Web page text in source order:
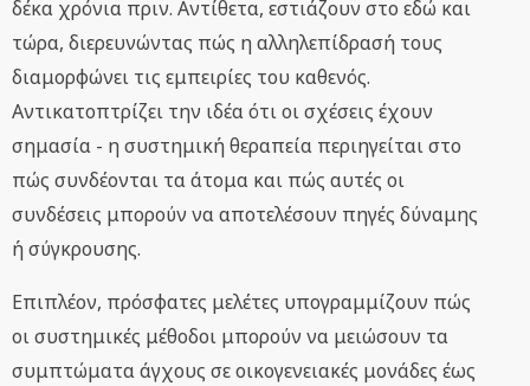
δέκα χρόνια πριν. Αντίθετα, εστιάζουν στο εδώ και
τώρα, διερευνώντας πώς η αλληλεπίδρασή τους
διαμορφώνει τις εμπειρίες του καθενός.
Αντικατοπτρίζει την ιδέα ότι οι σχέσεις έχουν
σημασία - η συστημική θεραπεία περιηγείται στο
πώς συνδέονται τα άτομα και πώς αυτές οι
συνδέσεις μπορούν να αποτελέσουν πηγές δύναμης
ή σύγκρουσης.
Επιπλέον, πρόσφατες μελέτες υπογραμμίζουν πώς
οι συστημικές μέθοδοι μπορούν να μειώσουν τα
συμπτώματα άγχους σε οικογενειακές μονάδες έως